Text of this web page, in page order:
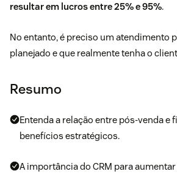
resultar em lucros entre 25% e 95%.
No entanto, é preciso um atendimento
planejado e que realmente tenha o
Resumo
Entenda a relação entre pós-venda e
benefícios estratégicos.
A importância do CRM para